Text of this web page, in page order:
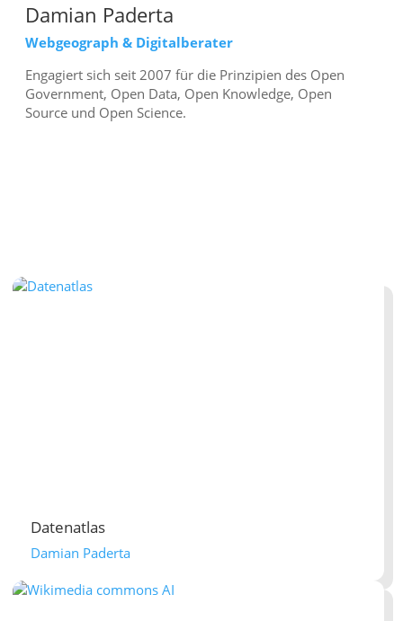
Damian Paderta
Webgeograph & Digitalberater
Engagiert sich seit 2007 für die Prinzipien des Open
Government, Open Data, Open Knowledge, Open
Source und Open Science.
Datenatlas
Damian Paderta